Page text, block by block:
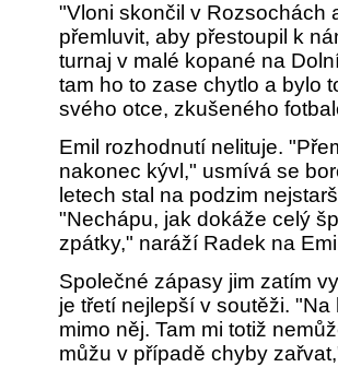
"Vloni skončil v Rozsochách
přemluvit, aby přestoupil k
turnaj v malé kopané na
tam ho to zase chytlo a bylo
svého otce, zkušeného
Emil rozhodnutí nelituje.
nakonec kývl," usmívá se
letech stal na podzim
"Nechápu, jak dokáže celý
zpátky," naráží Radek na
Společné zápasy jim zatím
je třetí nejlepší v soutěži.
mimo něj. Tam mi totiž
můžu v případě chyby